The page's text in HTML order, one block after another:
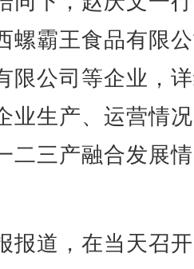
螺霸王食品有限
限公司等企业，
业生产、运营情
二三产融合发展
道，在当天召